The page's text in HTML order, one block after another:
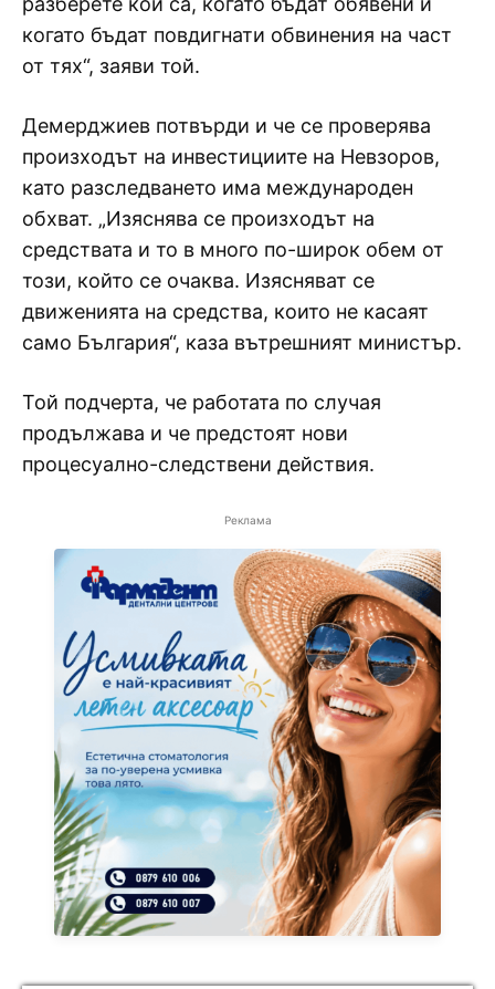
когато бъдат повдигнати обвинения на част
от тях“, заяви той.
Демерджиев потвърди и че се проверява
произходът на инвестициите на Невзоров,
като разследването има международен
обхват. „Изяснява се произходът на
средствата и то в много по-широк обем от
този, който се очаква. Изясняват се
движенията на средства, които не касаят
само България“, каза вътрешният министър.
Той подчерта, че работата по случая
продължава и че предстоят нови
процесуално-следствени действия.
Реклама